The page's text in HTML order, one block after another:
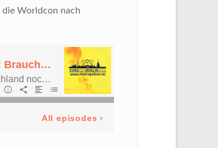
Worldcon nach